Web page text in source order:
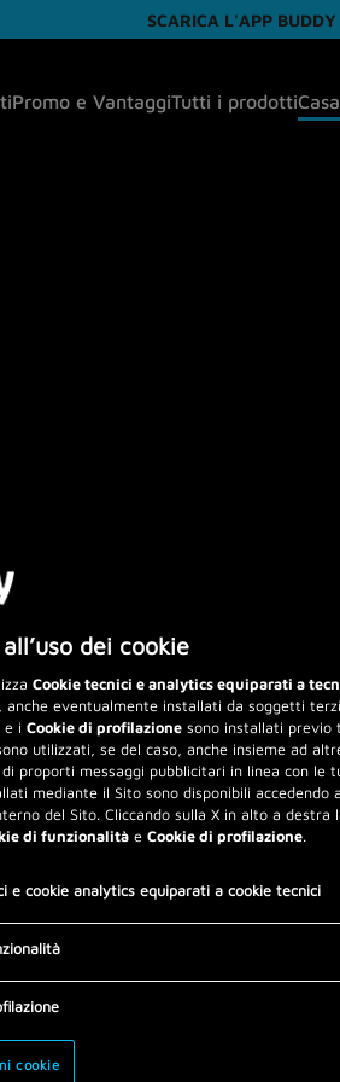
SCARICA L'APP BUDDY
Promo e VantaggiTutti i prodottiCasa
dei cookie
Cookie tecnici e analytics equiparati a
, anche eventualmente installati da soggetti
e i Cookie di profilazione sono installati previo
utilizzati, se del caso, anche insieme ad
proporti messaggi pubblicitari in linea con le
mediante il Sito sono disponibili accedendo
del Sito. Cliccando sulla X in alto a
di funzionalità e Cookie di profilazione.
e cookie analytics equiparati a cookie tecnici
cookie